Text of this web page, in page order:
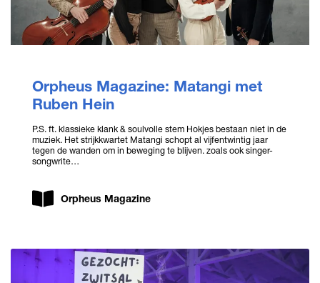
Orpheus Magazine: Matangi met
Ruben Hein
P.S. ft. klassieke klank & soulvolle stem Hokjes bestaan niet in de
muziek. Het strijkkwartet Matangi schopt al vijfentwintig jaar
tegen de wanden om in beweging te blijven. zoals ook singer-
songwrite…
Orpheus Magazine